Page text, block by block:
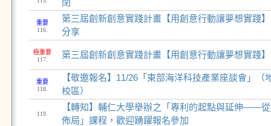
閉
重要
116.
第三屆創新創意實踐計畫【用創意行動讓夢想實踐
分享
極重要
117.
第三屆創新創意實踐計畫【用創意行動讓夢想實踐
重要
118.
【敬邀報名】11/26「東部海洋科技產業座談會」（
校區）
119.
【轉知】輔仁大學舉辦之「專利的起點與延伸——
佈局」課程，歡迎踴躍報名參加